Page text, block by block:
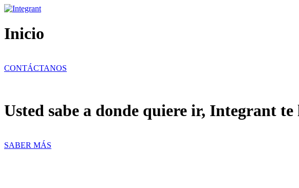
Ir
contenido
Inicio
CONTÁCTANOS
Usted sabe a donde quiere ir, Integrant
SABER MÁS